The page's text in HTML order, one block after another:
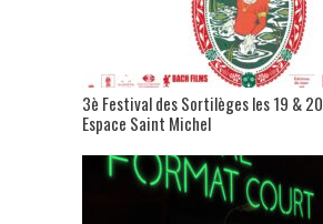
3è Festival des Sortilèges les 19 &
Espace Saint Michel